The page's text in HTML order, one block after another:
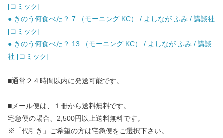
[コミック]
● きのう何食べた？ 7 （モーニング KC） / よしなが ふみ / 講談社
[コミック]
● きのう何食べた？ 13 （モーニング KC） / よしなが ふみ / 講談
社 [コミック]
■通常２４時間以内に発送可能です。
■メール便は、１冊から送料無料です。
宅急便の場合、2,500円以上送料無料です。
※「代引き」ご希望の方は宅急便をご選択下さい。